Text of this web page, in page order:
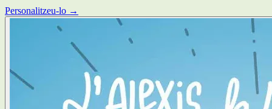
Personalitzeu-lo →